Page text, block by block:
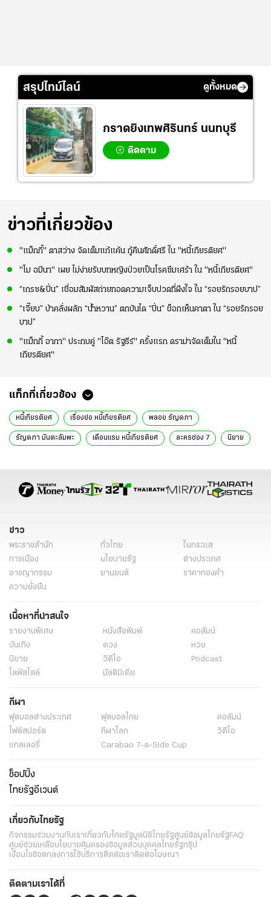
สรุปไทม์ไลน์ ดูทั้งหมด
กราดยิงเทพศิรินทร์ นนทบุรี
ติดตาม
ข่าวที่เกี่ยวข้อง
"แม็กกี้" ตาสว่าง จัดเต็มแก้แค้น กู้คืนศักดิ์ศรี ใน "หนี้เกียรติยศ"
"โม อมีนา" เผย ไม่ง่ายรับบทหญิงป่วยเป็นโรคซึมเศร้า ใน "หนี้เกียรติยศ"
“เกรซ&ปิ่น” เชื่อมสัมผัสถ่ายทอดความเจ็บปวดที่ฝังใจ ใน “รอยรักรอยบาป”
“เจี๊ยบ” บ้าคลั่งผลัก “น้ำหวาน” ตกบันได “ปิ่น” ช็อกเห็นคาตา ใน “รอยรักรอย
บาป”
"แม็กกี้ อาภา" ประกบคู่ "โอ๊ต รัฐธีร์" ครั้งแรก ดราม่าจัดเต็มใน "หนี้
เกียรติยศ"
แท็กที่เกี่ยวข้อง
หนี้เกียรติยศ เรื่องย่อ หนี้เกียรติยศ พลอย รัญดภา
รัญดภา มันตะลัมพะ เดือนแรม หนี้เกียรติยศ ละครช่อง 7 นิยาย
ข่าว
พระราชสำนัก ทั่วไทย
ในกระแส
การเมือง
นโยบายรัฐ
ต่างประเทศ
อาชญากรรม
ยานยนต์
ราคาทองคำ
ความยั่งยืน
เนื้อหาที่น่าสนใจ
รายงานพิเศษ หนังสือพิมพ์
คอลัมน์
บันเทิง
ดวง
หวย
นิยาย
วิดีโอ
Podcast
ไลฟ์สไตล์
มัลติมีเดีย
กีฬา
ฟุตบอลต่่างประเทศ ฟุตบอลไทย
คอลัมน์
ไฟต์สปอร์ต
กีฬาโลก
วิดีโอ
แกลเลอรี่
Carabao 7-a-Side Cup
ช็อปปิ้ง
ไทยรัฐอีเวนต์
เกี่ยวกับไทยรัฐ
กิจกรรมร่วมงานกับเราเกี่ยวกับไทยรัฐมูลนิธิไทยรัฐศูนย์ข้อมูลไทยรัฐFAQ
ศูนย์ช่วยเหลือนโยบายคุ้มครองข้อมูลส่วนบุคคลไทยรัฐกรุ๊ป
เงื่อนไขข้อตกลงการใช้บริการติดต่อเราติดต่อโฆษณา
ติดตามเราได้ที่